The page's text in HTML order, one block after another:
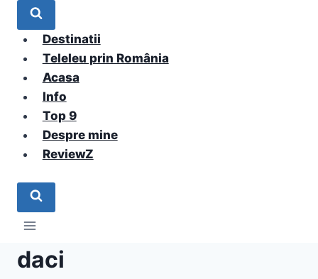
content
Destinatii
Teleleu prin România
Acasa
Info
Top 9
Despre mine
ReviewZ
daci